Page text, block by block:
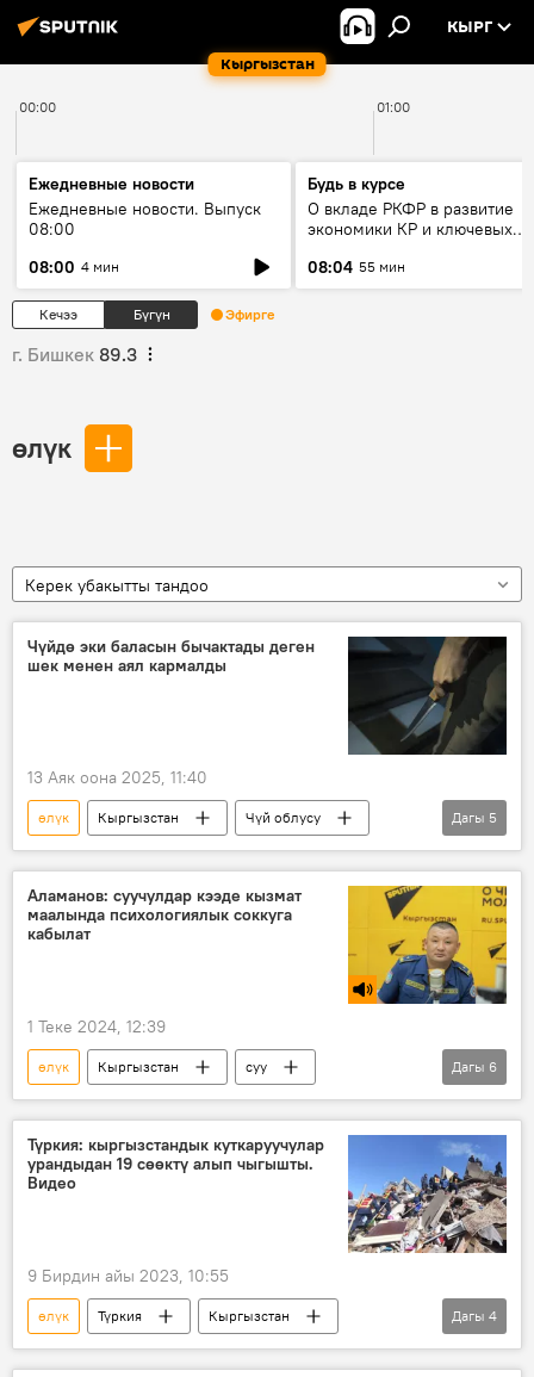
Кыргызстан
КЫРГ
00:00 01:00
Ежедневные новости
Ежедневные новости. Выпуск
08:00
08:00 4 мин
Будь в курсе
О вкладе РКФР в развитие
экономики КР и ключевых
08:04 55 мин
Кечээ Бүгүн Эфирге
г. Бишкек 89.3
өлүк
Керек убакытты тандоо
Чүйдө эки баласын бычактады деген
шек менен аял кармалды
13 Аяк оона 2025, 11:40
өлүк Кыргызстан
Чүй облусу
кылмыш
милиция
эне
бала
өспүрүм
Дагы 5
Аламанов: суучулдар кээде кызмат
маалында психологиялык соккуга
кабылат
1 Теке 2024, 12:39
өлүк Кыргызстан
суу
куткаруу
ӨКМ
кызмат
ден соолук
суучул
Сабыржан Аламанов
Радио
Дагы 6
Түркия: кыргызстандык куткаруучулар
урандыдан 19 сөөктү алып чыгышты.
Видео
9 Бирдин айы 2023, 10:55
өлүк Түркия
Кыргызстан
Кахраманмараш
ӨКМ
зилзала
Дагы 4